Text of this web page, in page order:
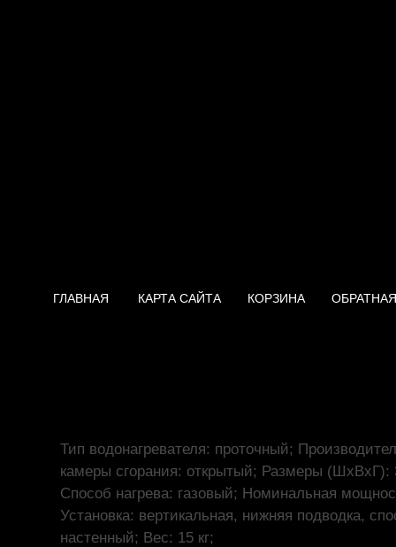
ГЛАВНАЯ КАРТА САЙТА КОРЗИНА
Тип водонагревателя: проточный;
камеры сгорания: открытый; Размеры (ШхВхГ):
Способ нагрева: газовый; Номинальная
Установка: вертикальная, нижняя подводка,
настенный; Вес: 15 кг;